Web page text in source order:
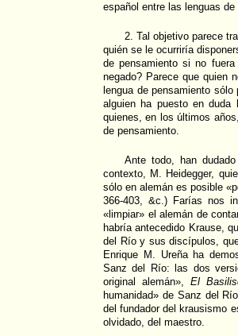
español entre las lenguas de
2. Tal objetivo parece
quién se le ocurriría
de pensamiento si no
negado? Parece que quien
lengua de pensamiento
alguien ha puesto en
quienes, en los últimos
de pensamiento.
Ante todo, han
contexto, M. Heidegger,
sólo en alemán es posible
366-403, &c.) Farías nos
«limpiar» el alemán de
habría antecedido Krause,
del Río y sus discípulos,
Enrique M. Ureña ha
Sanz del Río: las dos
original alemán», El
humanidad» de Sanz del
del fundador del krausismo
olvidado, del maestro.